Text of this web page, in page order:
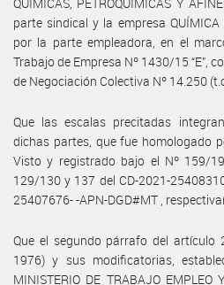
parte sindical y la empresa QUÍMICA
por la parte empleadora, en el
Trabajo de Empresa Nº 1430/15 “E”,
de Negociación Colectiva Nº 14.250
Que las escalas precitadas
dichas partes, que fue homologado
Visto y registrado bajo el Nº 159/
129/130 y 137 del CD-2021-
25407676- -APN-DGD#MT ,
Que el segundo párrafo del artículo
1976) y sus modificatorias,
MINISTERIO DE TRABAJO EMPLEO